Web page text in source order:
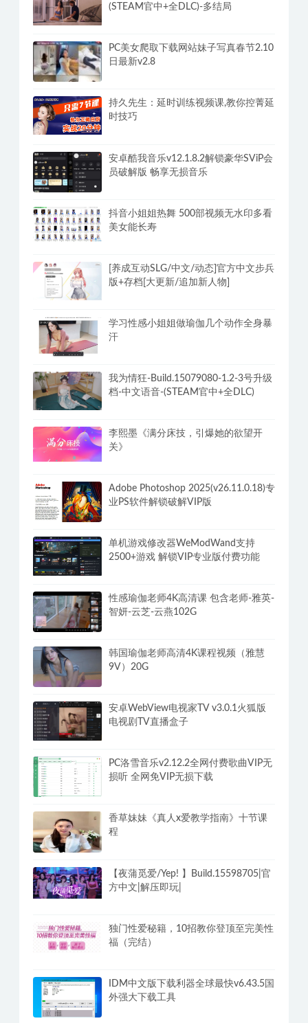
(STEAM官中+全DLC)-多结局
PC美女爬取下载网站妹子写真春节2.10
日最新v2.8
持久先生：延时训练视频课,教你控菁延
时技巧
安卓酷我音乐v12.1.8.2解锁豪华SViP会
员破解版 畅享无损音乐
抖音小姐姐热舞 500部视频无水印多看
美女能长寿
[养成互动SLG/中文/动态]官方中文步兵
版+存档[大更新/追加新人物]
学习性感小姐姐做瑜伽几个动作全身暴
汗
我为情狂-Build.15079080-1.2-3号升级
档-中文语音-(STEAM官中+全DLC)
李熙墨《满分床技，引爆她的欲望开
关》
Adobe Photoshop 2025(v26.11.0.18)专
业PS软件解锁破解VIP版
单机游戏修改器WeModWand支持
2500+游戏 解锁VIP专业版付费功能
性感瑜伽老师4K高清课 包含老师-雅英-
智妍-云芝-云燕102G
韩国瑜伽老师高清4K课程视频（雅慧
9V）20G
安卓WebView电视家TV v3.0.1火狐版
电视剧TV直播盒子
PC洛雪音乐v2.12.2全网付费歌曲VIP无
损听 全网免VIP无损下载
香草妹妹《真人x爱教学指南》十节课
程
【夜蒲觅爱/Yep! 】Build.15598705|官
方中文|解压即玩|
独门性爱秘籍，10招教你登顶至完美性
福（完结）
IDM中文版下载利器全球最快v6.43.5国
外强大下载工具